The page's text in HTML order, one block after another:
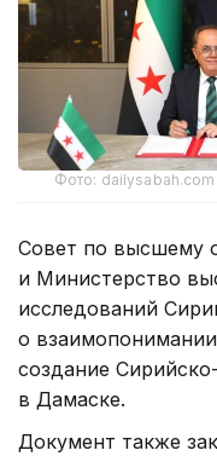
Фото: dailysabah.com
Совет по высшему
и Министерство
исследований
о
создание
в Дамаске.
Документ также